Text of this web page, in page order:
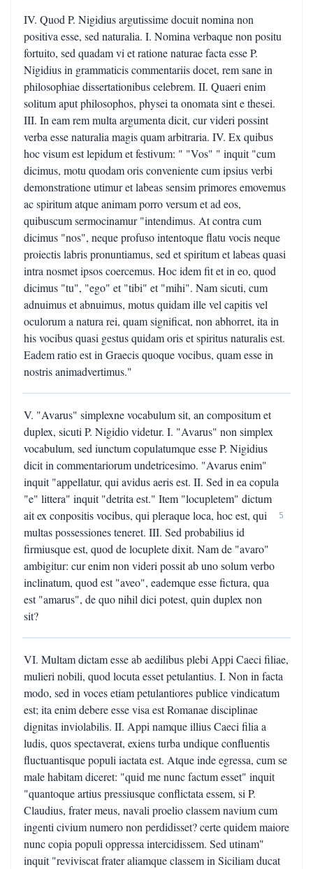
IV. Quod P. Nigidius argutissime docuit nomina non
positiva esse, sed naturalia. I. Nomina verbaque non positu
fortuito, sed quadam vi et ratione naturae facta esse P.
Nigidius in grammaticis commentariis docet, rem sane in
philosophiae dissertationibus celebrem. II. Quaeri enim
solitum aput philosophos, physei ta onomata sint e thesei.
III. In eam rem multa argumenta dicit, cur videri possint
verba esse naturalia magis quam arbitraria. IV. Ex quibus
hoc visum est lepidum et festivum: " "Vos" " inquit "cum
dicimus, motu quodam oris conveniente cum ipsius verbi
demonstratione utimur et labeas sensim primores emovemus
ac spiritum atque animam porro versum et ad eos,
quibuscum sermocinamur "intendimus. At contra cum
dicimus "nos", neque profuso intentoque flatu vocis neque
proiectis labris pronuntiamus, sed et spiritum et labeas quasi
intra nosmet ipsos coercemus. Hoc idem fit et in eo, quod
dicimus "tu", "ego" et "tibi" et "mihi". Nam sicuti, cum
adnuimus et abnuimus, motus quidam ille vel capitis vel
oculorum a natura rei, quam significat, non abhorret, ita in
his vocibus quasi gestus quidam oris et spiritus naturalis est.
Eadem ratio est in Graecis quoque vocibus, quam esse in
nostris animadvertimus."
V. "Avarus" simplexne vocabulum sit, an compositum et
duplex, sicuti P. Nigidio videtur. I. "Avarus" non simplex
vocabulum, sed iunctum copulatumque esse P. Nigidius
dicit in commentariorum undetricesimo. "Avarus enim"
inquit "appellatur, qui avidus aeris est. II. Sed in ea copula
"e" littera" inquit "detrita est." Item "locupletem" dictum
ait ex conpositis vocibus, qui pleraque loca, hoc est, qui
multas possessiones teneret. III. Sed probabilius id
firmiusque est, quod de locuplete dixit. Nam de "avaro"
ambigitur: cur enim non videri possit ab uno solum verbo
inclinatum, quod est "aveo", eademque esse fictura, qua
est "amarus", de quo nihil dici potest, quin duplex non
sit?
5
VI. Multam dictam esse ab aedilibus plebi Appi Caeci filiae,
mulieri nobili, quod locuta esset petulantius. I. Non in facta
modo, sed in voces etiam petulantiores publice vindicatum
est; ita enim debere esse visa est Romanae disciplinae
dignitas inviolabilis. II. Appi namque illius Caeci filia a
ludis, quos spectaverat, exiens turba undique confluentis
fluctuantisque populi iactata est. Atque inde egressa, cum se
male habitam diceret: "quid me nunc factum esset" inquit
"quantoque artius pressiusque conflictata essem, si P.
Claudius, frater meus, navali proelio classem navium cum
ingenti civium numero non perdidisset? certe quidem maiore
nunc copia populi oppressa intercidissem. Sed utinam"
inquit "reviviscat frater aliamque classem in Siciliam ducat